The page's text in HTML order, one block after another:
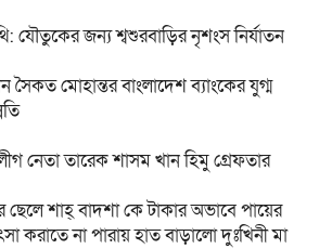
যৌতুকের জন্য শ্বশুরবাড়ির নৃশংস নির্যাতন
সৈকত মোহান্তর বাংলাদেশ ব্যাংকের যুগ্ম
নেতা তারেক শাসম খান হিমু গ্রেফতার
শাহ্ বাদশা কে টাকার অভাবে পায়ের
করাতে না পারায় হাত বাড়ালো দুঃখিনী মা